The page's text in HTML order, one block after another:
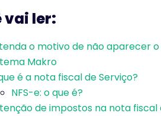
vai ler:
o motivo de não aparecer o
Makro
é a nota fiscal de Serviço?
NFS-e: o que é?
de impostos na nota fiscal